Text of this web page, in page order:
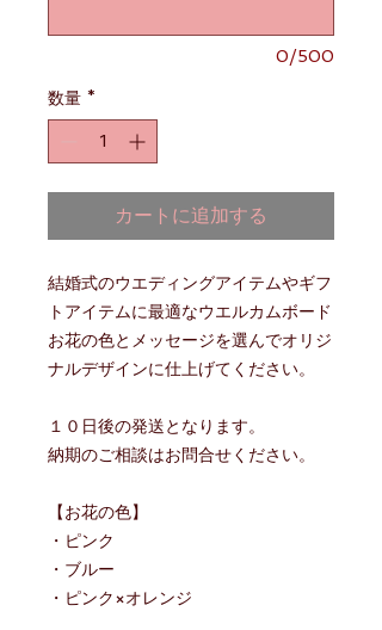
0/500
数量 *
カートに追加する
結婚式のウエディングアイテムやギフ
トアイテムに最適なウエルカムボード
お花の色とメッセージを選んでオリジ
ナルデザインに仕上げてください。
１０日後の発送となります。
納期のご相談はお問合せください。
【お花の色】
・ピンク
・ブルー
・ピンク×オレンジ